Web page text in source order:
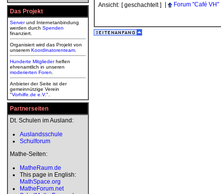
Das Projekt
Serverund Internetanbindung
werden durch Spenden
finanziert.
Organisiert wird das Projekt von
unserem Koordinatorenteam
Hunderte Mitgliederhelfen
ehrenamtlich in unseren
moderierten Foren
Anbieter der Seite ist der
gemeinnützige Verein
"Vorhilfe.de e.V.".
Partnerseiten
Dt. Schulen im Ausland:
Auslandsschule
Schulforum
Mathe-Seiten:
MatheRaum.de
This page in English:
MathSpace.org
MatheForum.net
Ansicht: [ geschachtelt ] Forum "Café VH"